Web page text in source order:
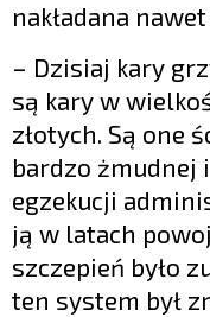
nakładana
– Dzisiaj kary
są kary w
złotych. Są one
bardzo żmudnej
egzekucji
ją w latach
szczepień było
ten system był